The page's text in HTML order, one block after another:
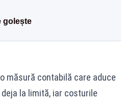
golește
măsură contabilă care aduce
la limită, iar costurile